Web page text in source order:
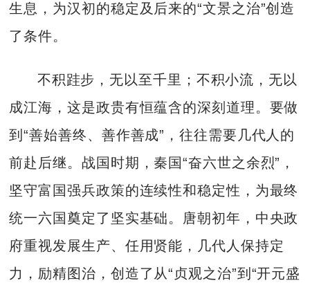
生息，为汉初的稳定及后来的“文景之治”创造
了条件。
不积跬步，无以至千里；不积小流，无以
成江海，这是政贵有恒蕴含的深刻道理。要做
到“善始善终、善作善成”，往往需要几代人的
前赴后继。战国时期，秦国“奋六世之余烈”，
坚守富国强兵政策的连续性和稳定性，为最终
统一六国奠定了坚实基础。唐朝初年，中央政
府重视发展生产、任用贤能，几代人保持定
力，励精图治，创造了从“贞观之治”到“开元盛